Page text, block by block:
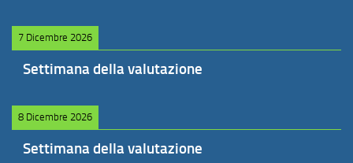
7 Dicembre 2026
Settimana della valutazione
8 Dicembre 2026
Settimana della valutazione